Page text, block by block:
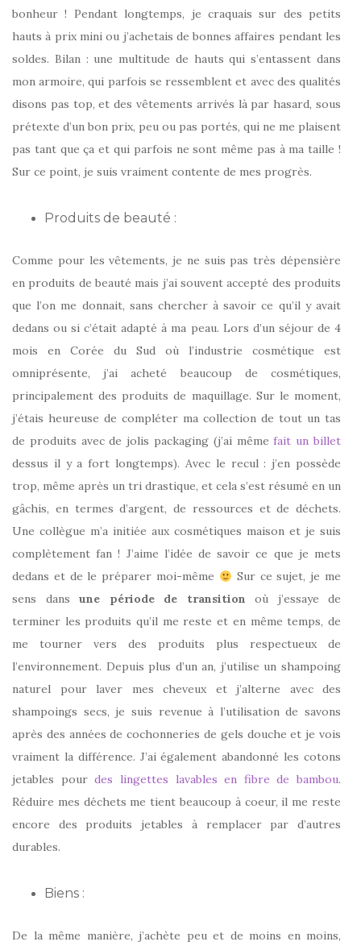
bonheur ! Pendant longtemps, je craquais sur des petits
hauts à prix mini ou j’achetais de bonnes affaires pendant les
soldes. Bilan : une multitude de hauts qui s’entassent dans
mon armoire, qui parfois se ressemblent et avec des qualités
disons pas top, et des vêtements arrivés là par hasard, sous
prétexte d’un bon prix, peu ou pas portés, qui ne me plaisent
pas tant que ça et qui parfois ne sont même pas à ma taille !
Sur ce point, je suis vraiment contente de mes progrès.
Produits de beauté :
Comme pour les vêtements, je ne suis pas très dépensière
en produits de beauté mais j’ai souvent accepté des produits
que l’on me donnait, sans chercher à savoir ce qu’il y avait
dedans ou si c’était adapté à ma peau. Lors d’un séjour de 4
mois en Corée du Sud où l’industrie cosmétique est
omniprésente, j’ai acheté beaucoup de cosmétiques,
principalement des produits de maquillage. Sur le moment,
j’étais heureuse de compléter ma collection de tout un tas
de produits avec de jolis packaging (j’ai mêmefait un billet
dessus il y a fort longtemps). Avec le recul : j’en possède
trop, même après un tri drastique, et cela s’est résumé en un
gâchis, en termes d’argent, de ressources et de déchets.
Une collègue m’a initiée aux cosmétiques maison et je suis
complètement fan ! J’aime l’idée de savoir ce que je mets
dedans et de le préparer moi-même
Sur ce sujet, je me
sens dans une période de transition où j’essaye de
terminer les produits qu’il me reste et en même temps, de
me tourner vers des produits plus respectueux de
l’environnement. Depuis plus d’un an, j’utilise un shampoing
naturel pour laver mes cheveux et j’alterne avec des
shampoings secs, je suis revenue à l’utilisation de savons
après des années de cochonneries de gels douche et je vois
vraiment la différence. J’ai également abandonné les cotons
jetables pourdes lingettes lavables en fibre de bambou.
Réduire mes déchets me tient beaucoup à coeur, il me reste
encore des produits jetables à remplacer par d’autres
durables.
Biens :
De la même manière, j’achète peu et de moins en moins,